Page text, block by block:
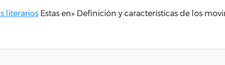
literarios Estas en» Definición y características de los